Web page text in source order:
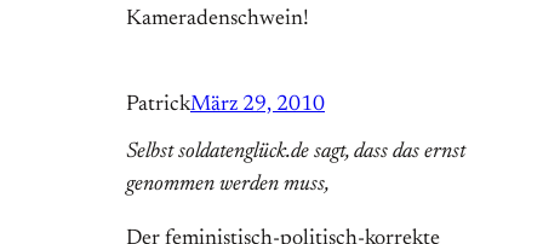
Kameradenschwein!
PatrickMärz 29, 2010
Selbst soldatenglück.de sagt, dass das ernst
genommen werden muss,
Der feministisch-politisch-korrekte